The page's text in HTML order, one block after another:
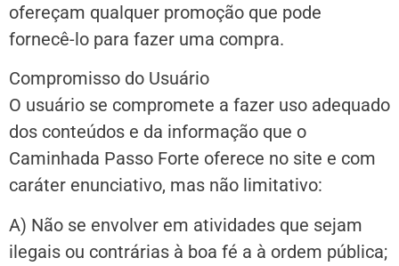
ofereçam qualquer promoção que pode
fornecê-lo para fazer uma compra.
Compromisso do Usuário
O usuário se compromete a fazer uso adequado
dos conteúdos e da informação que o
Caminhada Passo Forte oferece no site e com
caráter enunciativo, mas não limitativo:
A) Não se envolver em atividades que sejam
ilegais ou contrárias à boa fé a à ordem pública;